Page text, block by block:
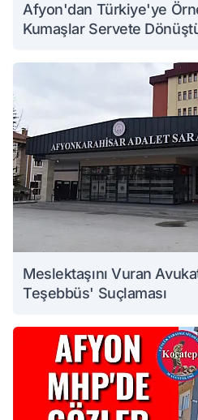
Afyon'dan Türkiye'ye
Kumaşlar Servete
Meslektaşını Vuran
Teşebbüs' Suçlaması